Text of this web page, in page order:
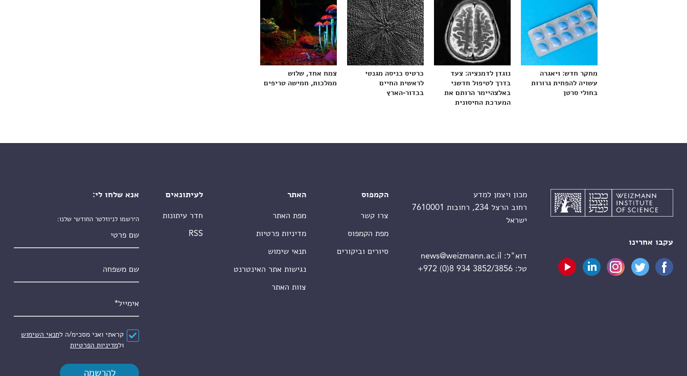
מחקר חדש: ויאגרה
עשויה להפחית גרורות
בחולי סרטן
נוגדן לדמנציה: צעד
בדרך לטיפול חדשני
באלצהיימר הרותם את
המערכת החיסונית
כרטיס כניסה מגנטי
לראשית החיים
בכדור-הארץ
צמח אחד, שלוש
ממלכות, חמישה טריפים
עקבו אחרינו
מכון ויצמן למדע
רחוב הרצל 234, רחובות 7610001
ישראל
דוא"ל:
news@weizmann.ac.il
טל:+972 (0)8 934 3852/3856
הקמפוס
צרו קשר
מפת הקמפוס
סיורים וביקורים
האתר
מפת האתר
מדיניות פרטיות
תנאי שימוש
נגישות אתר האינטרנט
צוות האתר
לעיתונאים
חדר עיתונות
RSS
אנא שלחו לי:
הירשמו לניוזלטר החודשי שלנו:
הסכם*
קראתי ואני מסכימ/ה לתנאי השימוש
ולמדיניות הפרטיות